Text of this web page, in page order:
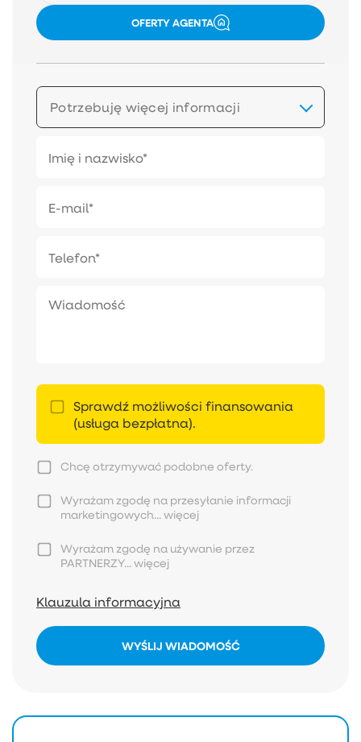
OFERTY AGENTA
Potrzebuję więcej informacji
Sprawdź możliwości finansowania
(usługa bezpłatna).
Chcę otrzymywać podobne oferty.
Wyrażam zgodę na przesyłanie informacji
marketingowych...więcej
Wyrażam zgodę na używanie przez
PARTNERZY...więcej
Klauzula informacyjna
WYŚLIJ WIADOMOŚĆ